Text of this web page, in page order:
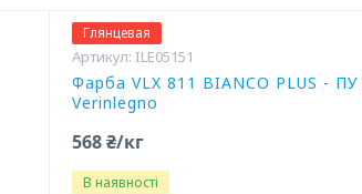
Глянцевая
ILE05151
Фарба VLX 811 BIANCO PLUS -
Verinlegno
568 ₴/кг
В наявності